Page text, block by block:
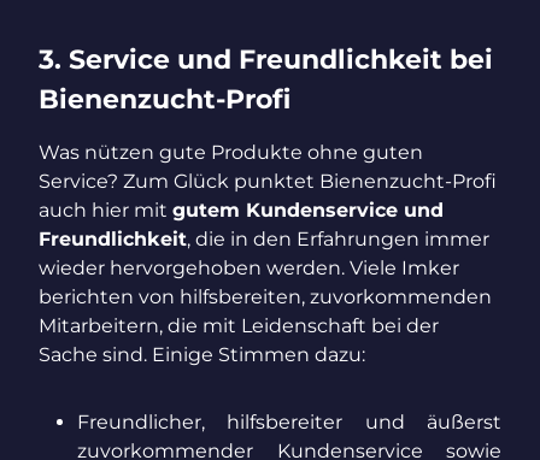
3. Service und Freundlichkeit bei
Bienenzucht-Profi
Was nützen gute Produkte ohne guten
Service? Zum Glück punktet Bienenzucht-Profi
auch hier mit gutem Kundenservice und
Freundlichkeit, die in den Erfahrungen immer
wieder hervorgehoben werden. Viele Imker
berichten von hilfsbereiten, zuvorkommenden
Mitarbeitern, die mit Leidenschaft bei der
Sache sind. Einige Stimmen dazu:
Freundlicher, hilfsbereiter und äußerst
zuvorkommender Kundenservice sowie